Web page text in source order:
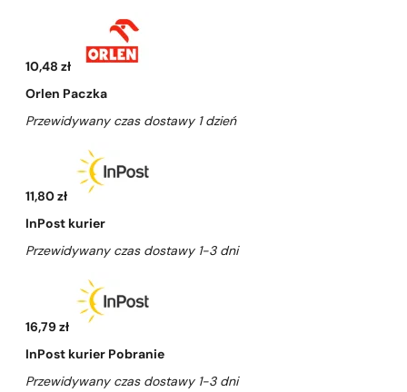
10,48 zł
Orlen Paczka
Przewidywany czas dostawy 1 dzień
11,80 zł
InPost kurier
Przewidywany czas dostawy 1-3 dni
16,79 zł
InPost kurier Pobranie
Przewidywany czas dostawy 1-3 dni